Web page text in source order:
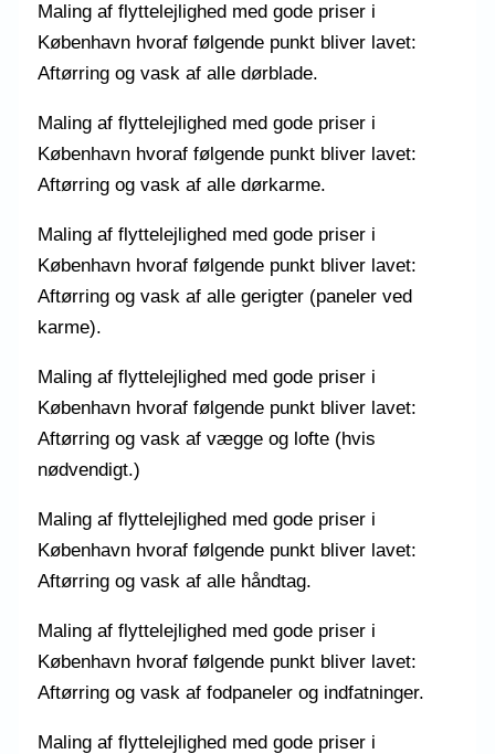
Maling af flyttelejlighed med gode priser i
København hvoraf følgende punkt bliver lavet:
Aftørring og vask af alle dørblade.
Maling af flyttelejlighed med gode priser i
København hvoraf følgende punkt bliver lavet:
Aftørring og vask af alle dørkarme.
Maling af flyttelejlighed med gode priser i
København hvoraf følgende punkt bliver lavet:
Aftørring og vask af alle gerigter (paneler ved
karme).
Maling af flyttelejlighed med gode priser i
København hvoraf følgende punkt bliver lavet:
Aftørring og vask af vægge og lofte (hvis
nødvendigt.)
Maling af flyttelejlighed med gode priser i
København hvoraf følgende punkt bliver lavet:
Aftørring og vask af alle håndtag.
Maling af flyttelejlighed med gode priser i
København hvoraf følgende punkt bliver lavet:
Aftørring og vask af fodpaneler og indfatninger.
Maling af flyttelejlighed med gode priser i